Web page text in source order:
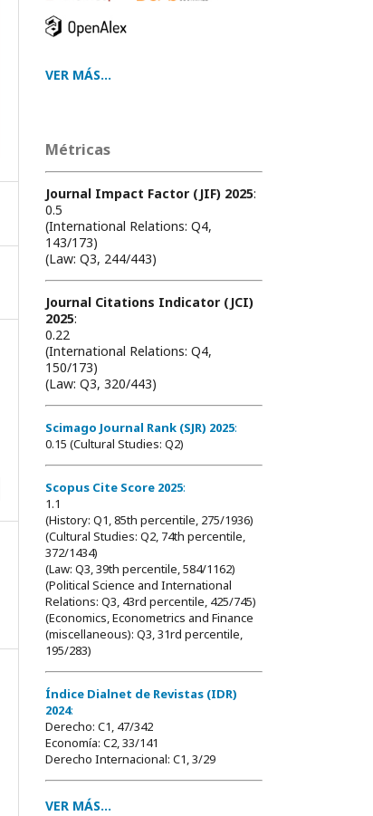
VER MÁS...
Métricas
Journal Impact Factor (JIF) 2025:
0.5
(International Relations: Q4,
143/173)
(Law: Q3, 244/443)
Journal Citations Indicator (JCI)
2025:
0.22
(International Relations: Q4,
150/173)
(Law: Q3, 320/443)
Scimago Journal Rank (SJR) 2025:
0.15 (Cultural Studies: Q2)
Scopus Cite Score 2025:
1.1
(History: Q1, 85th percentile, 275/1936)
(Cultural Studies: Q2, 74th percentile,
372/1434)
(Law: Q3, 39th percentile, 584/1162)
(Political Science and International
Relations: Q3, 43rd percentile, 425/745)
(Economics, Econometrics and Finance
(miscellaneous): Q3, 31rd percentile,
195/283)
Índice Dialnet de Revistas (IDR)
2024:
Derecho: C1, 47/342
Economía: C2, 33/141
Derecho Internacional: C1, 3/29
VER MÁS...